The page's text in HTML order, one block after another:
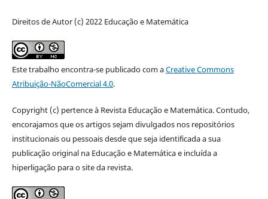
Direitos de Autor (c) 2022 Educação e Matemática
Este trabalho encontra-se publicado com aCreative Commons
Atribuição-NãoComercial 4.0.
Copyright (c) pertence à Revista Educação e Matemática. Contudo,
encorajamos que os artigos sejam divulgados nos repositórios
institucionais ou pessoais desde que seja identificada a sua
publicação original na Educação e Matemática e incluída a
hiperligação para o site da revista.